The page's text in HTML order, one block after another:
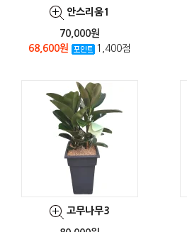
안스리움1
70,000원
68,600원
1,400점
고무나무3